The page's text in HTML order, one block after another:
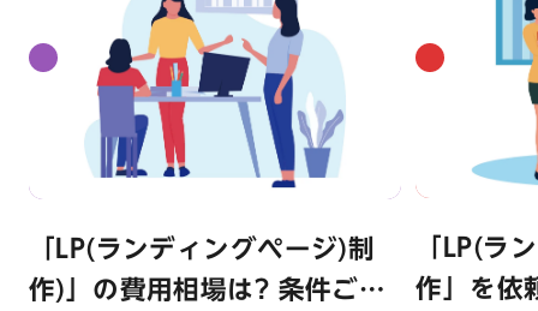
「LP(ランディングページ)制
作)」の費用相場は? 条件ごと
「LP(ラ
作」を依